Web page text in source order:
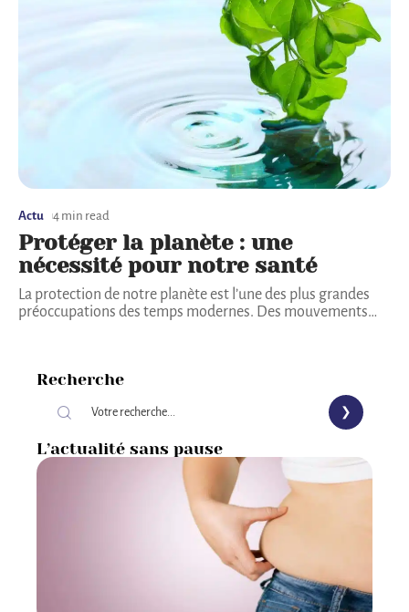
Actu 4 min read
Protéger la planète : une
nécessité pour notre santé
La protection de notre planète est l’une des plus grandes
préoccupations des temps modernes. Des mouvements…
Recherche
L’actualité sans pause